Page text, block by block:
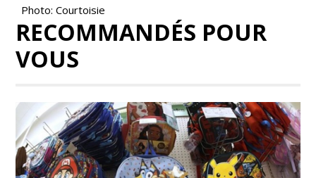
Photo: Courtoisie
RECOMMANDÉS POUR
VOUS